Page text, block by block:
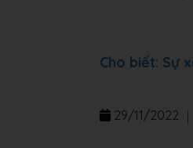
Cho biết: Sự
29/11/2022